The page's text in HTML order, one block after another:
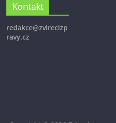
Kontakt
redakce@zvirecizp
ravy.cz